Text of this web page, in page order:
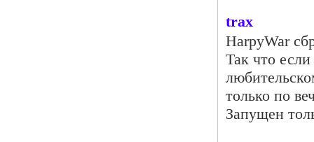
trax
HarpyWar
Так что
только по
Запущен